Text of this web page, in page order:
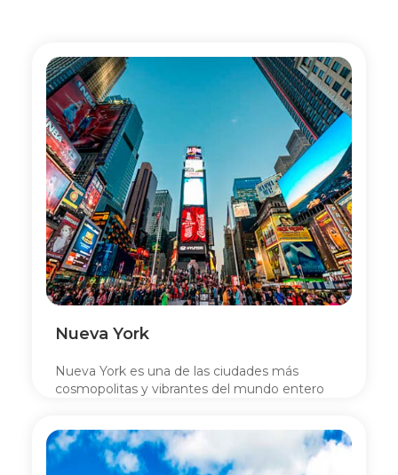
Nueva York
Nueva York es una de las ciudades más
cosmopolitas y vibrantes del mundo entero